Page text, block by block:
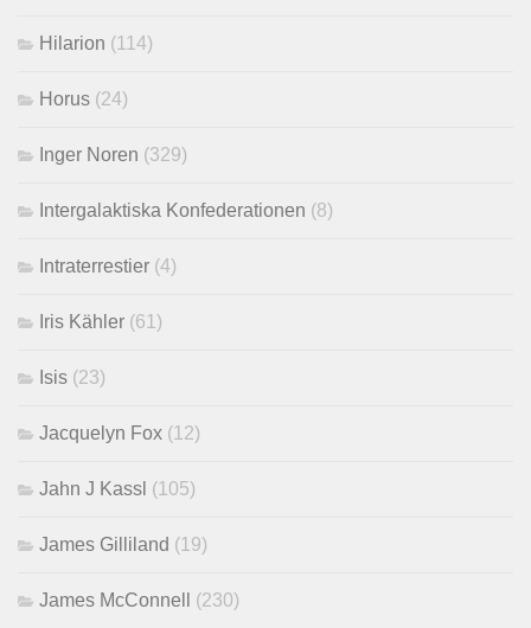
Hilarion (114)
Horus (24)
Inger Noren (329)
Intergalaktiska Konfederationen (8)
Intraterrestier (4)
Iris Kähler (61)
Isis (23)
Jacquelyn Fox (12)
Jahn J Kassl (105)
James Gilliland (19)
James McConnell (230)